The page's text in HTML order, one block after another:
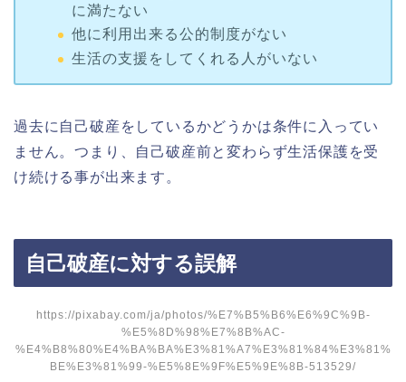
に満たない
他に利用出来る公的制度がない
生活の支援をしてくれる人がいない
過去に自己破産をしているかどうかは条件に入ってい
ません。つまり、自己破産前と変わらず生活保護を受
け続ける事が出来ます。
自己破産に対する誤解
https://pixabay.com/ja/photos/%E7%B5%B6%E6%9C%9B-
%E5%8D%98%E7%8B%AC-
%E4%B8%80%E4%BA%BA%E3%81%A7%E3%81%84%E3%81%
BE%E3%81%99-%E5%8E%9F%E5%9E%8B-513529/